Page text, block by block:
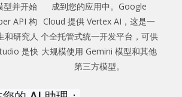
型并开始
API 构
和研究人
是快
成到您的应用中。Google
Cloud 提供 Vertex AI，这是一
个全托管式统一开发平台，可供
大规模使用 Gemini 模型和其他
第三方模型。